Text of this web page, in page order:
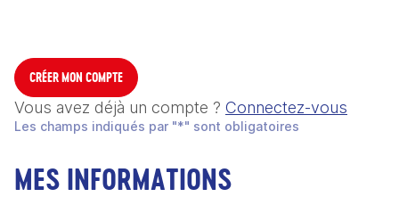
CRÉER MON COMPTE
Vous avez déjà un compte ? Connectez-vous
Les champs indiqués par "*" sont obligatoires
MES INFORMATIONS